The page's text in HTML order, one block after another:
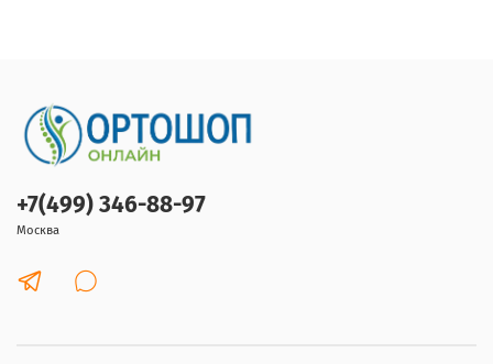
+7(499) 346-88-97
Москва